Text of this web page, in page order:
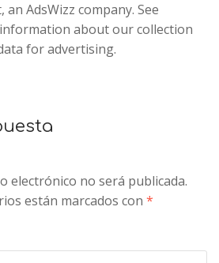
an AdsWizz company. See
about our collection
for advertising.
electrónico no será publicada.
están marcados con*